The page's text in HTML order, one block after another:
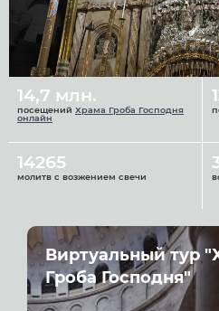
14,7 млн.
посещений Храма Гроба Господня
онлайн
14265
молитв с возжением свечи
Виртуальный тур
Гроба Господня"